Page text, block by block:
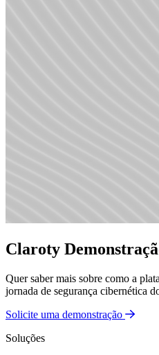
Claroty
Quer saber mais sobre como a
jornada de segurança cibernética
Solicite uma demonstração
Soluções